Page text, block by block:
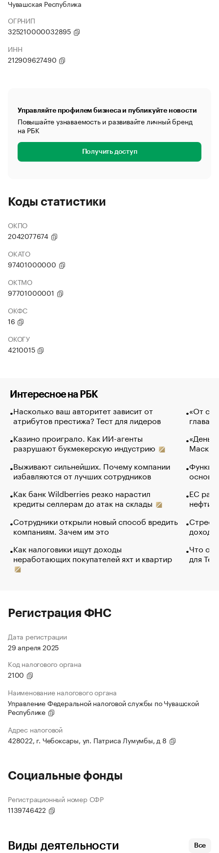
Чувашская Республика
ОГРНИП
325210000032895
ИНН
212909627490
Управляйте профилем бизнеса и публикуйте новости
Повышайте узнаваемость и развивайте личный бренд
на РБК
Получить доступ
Коды статистики
ОКПО
2042077674
ОКАТО
97401000000
ОКТМО
97701000001
ОКФС
16
ОКОГУ
4210015
Интересное на РБК
Насколько ваш авторитет зависит от
атрибутов престижа? Тест для лидеров
Казино проиграло. Как ИИ-агенты
разрушают букмекерскую индустрию
Выживают сильнейших. Почему компании
избавляются от лучших сотрудников
Как банк Wildberries резко нарастил
кредиты селлерам до атак на склады
Сотрудники открыли новый способ вредить
компаниям. Зачем им это
Как налоговики ищут доходы
неработающих покупателей яхт и квартир
«От
глава
Маск в
основ
ЕС
нефти
Что
для
Регистрация ФНС
Дата регистрации
29 апреля 2025
Код налогового органа
2100
Наименование налогового органа
Управление Федеральной налоговой службы по Чувашской
Республике
Адрес налоговой
428022, г. Чебоксары, ул. Патриса Лумумбы, д 8
Социальные фонды
Регистрационный номер СФР
1139746422
Виды деятельности Все